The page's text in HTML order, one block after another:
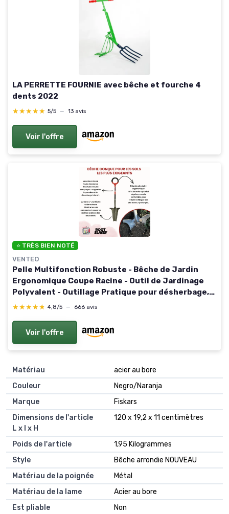
LA PERRETTE FOURNIE avec bêche et fourche 4
dents 2022
★★★★★
★★★★★ 5/5 — 13 avis
Voir l'offre
⭐ TRÈS BIEN NOTÉ
VENTEO
Pelle Multifonction Robuste - Bêche de Jardin
Ergonomique Coupe Racine - Outil de Jardinage
Polyvalent - Outillage Pratique pour désherbage,
déracinage et Entretien Gazon OUTILLAGE POUR
★★★★★
★★★★★ 4,8/5 — 666 avis
Voir l'offre
Matériau
acier au bore
Couleur
Negro/Naranja
Marque
Fiskars
Dimensions de l'article
L x l x H
120 x 19,2 x 11 centimètres
Poids de l'article
1,95 Kilogrammes
Style
Bêche arrondie NOUVEAU
Matériau de la poignée
Métal
Matériau de la lame
Acier au bore
Est pliable
Non